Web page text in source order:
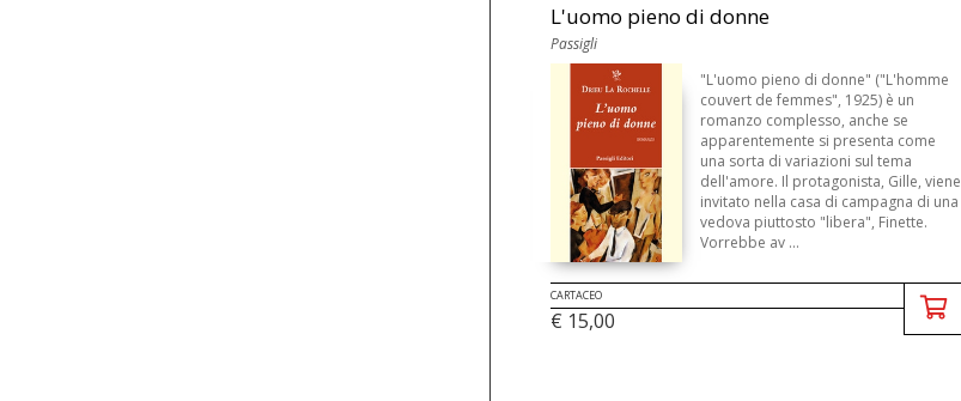
L'uomo pieno di donne
Passigli
"L'uomo pieno di donne" ("L'homme
couvert de femmes", 1925) è un
romanzo complesso, anche se
apparentemente si presenta come
una sorta di variazioni sul tema
dell'amore. Il protagonista, Gille, viene
invitato nella casa di campagna di una
vedova piuttosto "libera", Finette.
Vorrebbe av ...
CARTACEO
€ 15,00